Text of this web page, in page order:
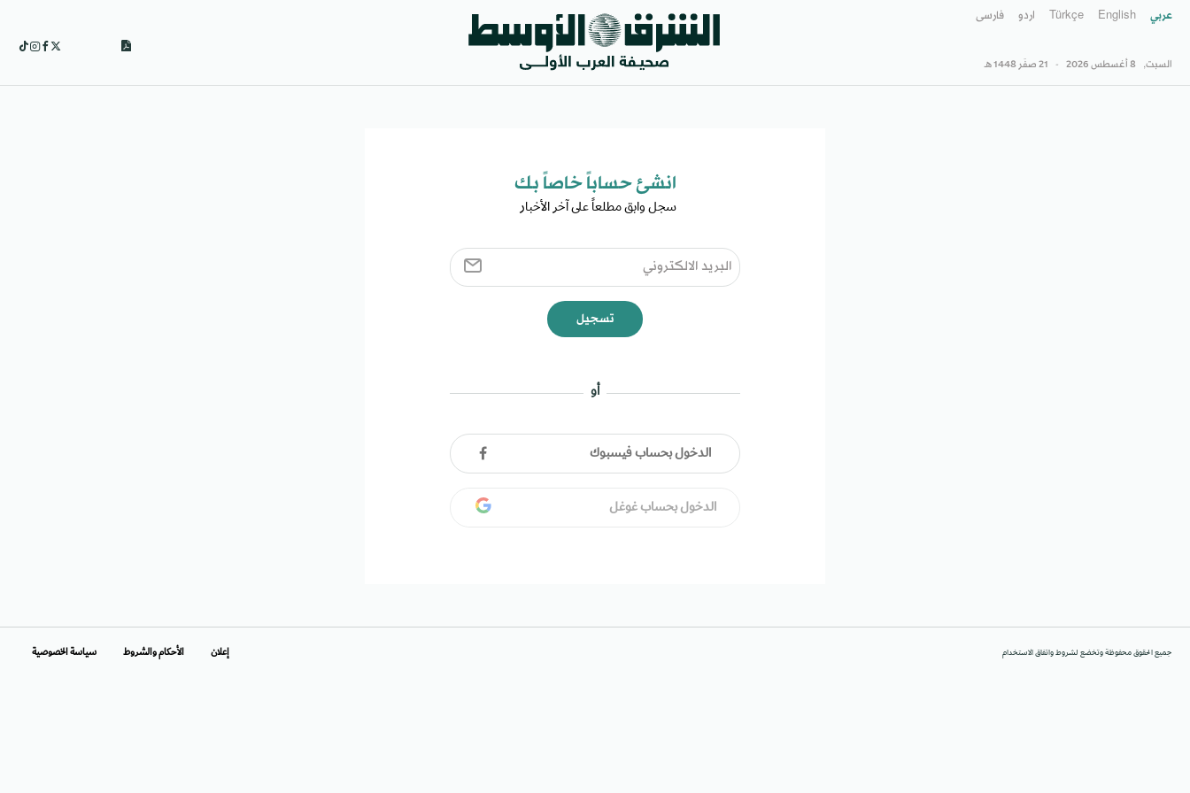
عربي English
Türkçe اردو فارسى
السبت, 8 أغسطس 2026 - 21 صفَر 1448 هـ
انشئ حساباً خاصاً بك​
سجل وابق مطلعاً على آخر الأخبار ​
تسجيل
أو
الدخول بحساب فيسبوك
الدخول بحساب غوغل
جميع الحقوق محفوظة وتخضع لشروط واتفاق الاستخدام إعلان الأحكام والشروط سياسة الخصوصية